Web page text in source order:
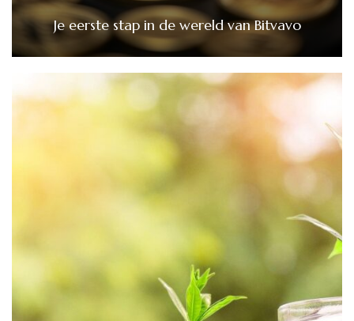
Je eerste stap in de wereld van Bitvavo